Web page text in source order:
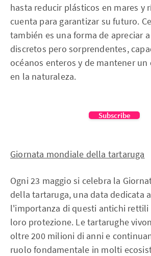
hasta reducir plásticos en mares y
cuenta para garantizar su futuro.
también es una forma de apreciar
discretos pero sorprendentes,
océanos enteros y de mantener
en la naturaleza.
Subscribe
Giornata mondiale della tartaruga
Ogni 23 maggio si celebra la
della tartaruga, una data dedicata
l'importanza di questi antichi rettili
loro protezione. Le tartarughe
oltre 200 milioni di anni e
ruolo fondamentale in molti